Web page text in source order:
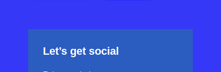
Let’s get social